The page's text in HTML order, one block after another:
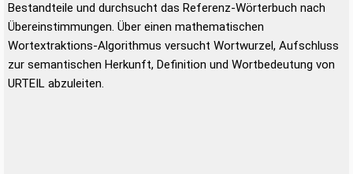
Bestandteile und durchsucht das Referenz-Wörterbuch nach
Übereinstimmungen. Über einen mathematischen
Wortextraktions-Algorithmus versucht Wortwurzel, Aufschluss
zur semantischen Herkunft, Definition und Wortbedeutung von
URTEIL abzuleiten.